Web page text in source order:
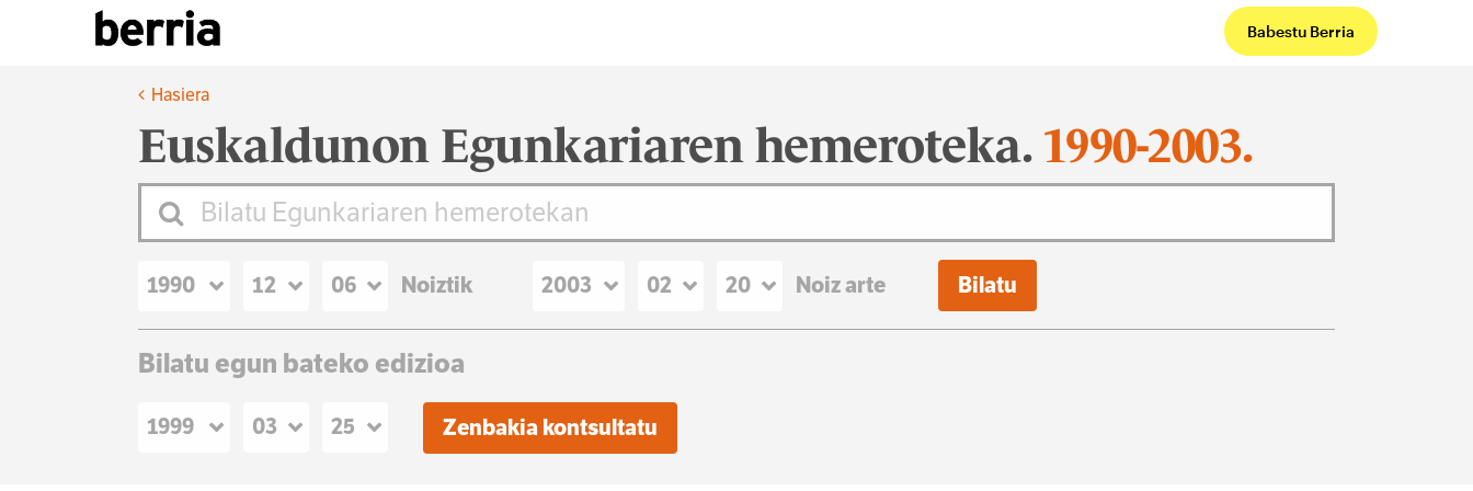
Babestu Berria
Hasiera
Euskaldunon Egunkariaren hemeroteka. 1990-2003.
Noiztik Noiz arte
Bilatu egun bateko edizioa